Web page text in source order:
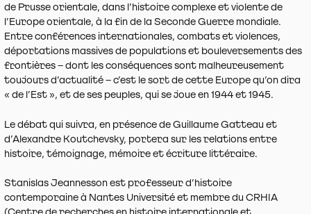
de Prusse orientale, dans l’histoire complexe et violente de
l’Europe orientale, à la fin de la Seconde Guerre mondiale.
Entre conférences internationales, combats et violences,
déportations massives de populations et bouleversements des
frontières – dont les conséquences sont malheureusement
toujours d’actualité – c’est le sort de cette Europe qu’on dira
« de l’Est », et de ses peuples, qui se joue en 1944 et 1945.
Le débat qui suivra, en présence de Guillaume Gatteau et
d’Alexandre Koutchevsky, portera sur les relations entre
histoire, témoignage, mémoire et écriture littéraire.
Stanislas Jeannesson est professeur d’histoire
contemporaine à Nantes Université et membre du CRHIA